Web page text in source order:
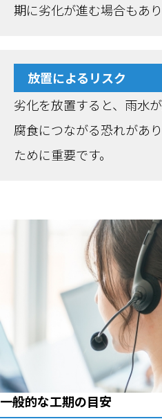
期に劣化が進む場合もあり
放置によるリスク
劣化を放置すると、雨水
腐食につながる恐れがあ
ために重要です。
一般的な工期の目安